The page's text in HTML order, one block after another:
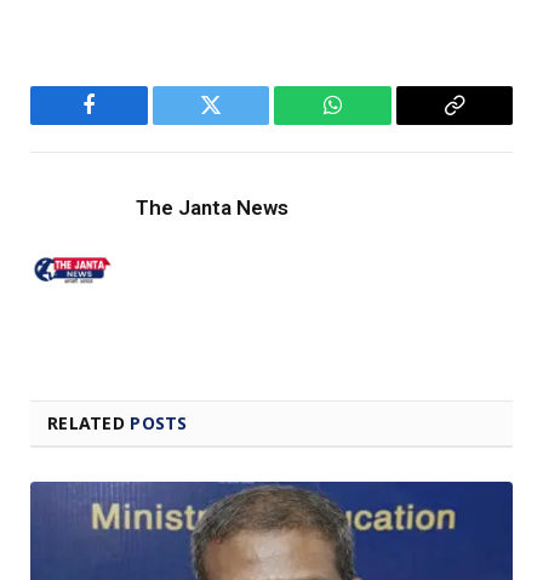
Facebook Twitter WhatsApp
Copy
The Janta News
RELATED POSTS